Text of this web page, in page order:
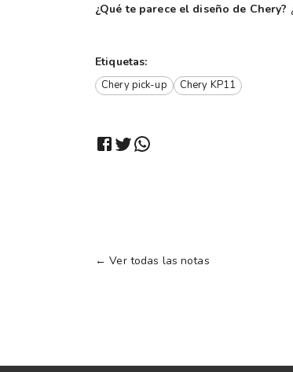
¿Qué te parece el diseño de Chery?
Etiquetas:
Chery pick-up Chery KP11
← Ver todas las notas